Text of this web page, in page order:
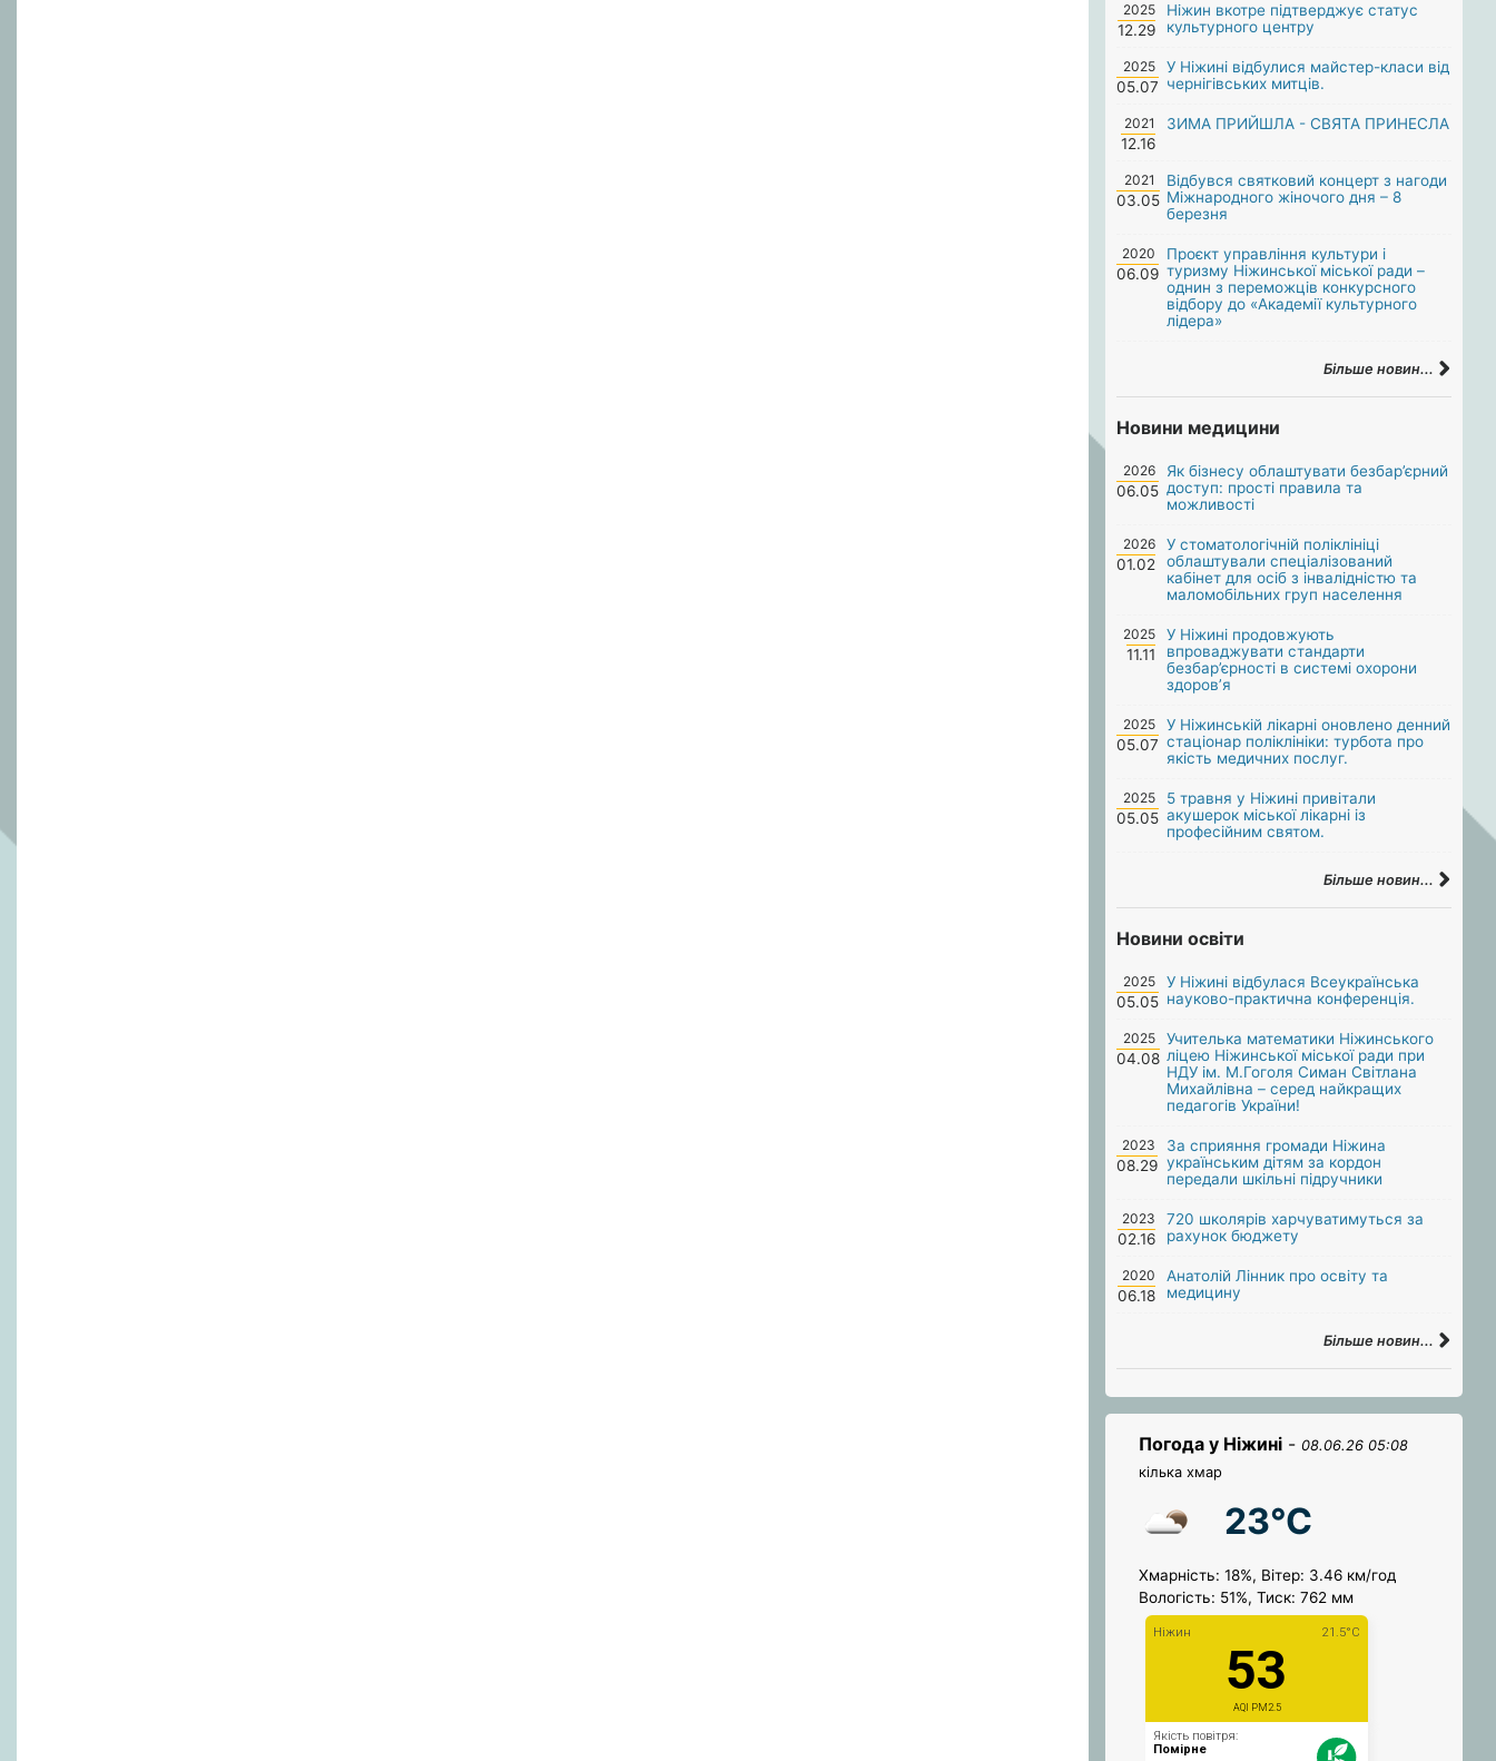
2025
12.29
Ніжин вкотре підтверджує статус
культурного центру
2025
05.07
У Ніжині відбулися майстер-класи від
чернігівських митців.
2021
12.16
ЗИМА ПРИЙШЛА - СВЯТА ПРИНЕСЛА
2021
03.05
Відбувся святковий концерт з нагоди
Міжнародного жіночого дня – 8
березня
2020
06.09
Проєкт управління культури і
туризму Ніжинської міської ради –
однин з переможців конкурсного
відбору до «Академії культурного
лідера»
Більше новин...
Новини медицини
2026
06.05
Як бізнесу облаштувати безбар’єрний
доступ: прості правила та
можливості
2026
01.02
У стоматологічній поліклініці
облаштували спеціалізований
кабінет для осіб з інвалідністю та
маломобільних груп населення
2025
11.11
У Ніжині продовжують
впроваджувати стандарти
безбар’єрності в системі охорони
здоров’я
2025
05.07
У Ніжинській лікарні оновлено денний
стаціонар поліклініки: турбота про
якість медичних послуг.
2025
05.05
5 травня у Ніжині привітали
акушерок міської лікарні із
професійним святом.
Більше новин...
Новини освіти
2025
05.05
У Ніжині відбулася Всеукраїнська
науково-практична конференція.
2025
04.08
Учителька математики Ніжинського
ліцею Ніжинської міської ради при
НДУ ім. М.Гоголя Симан Світлана
Михайлівна – серед найкращих
педагогів України!
2023
08.29
За сприяння громади Ніжина
українським дітям за кордон
передали шкільні підручники
2023
02.16
720 школярів харчуватимуться за
рахунок бюджету
2020
06.18
Анатолій Лінник про освіту та
медицину
Більше новин...
Погода у Ніжині - 08.06.26 05:08
кілька хмар
23°C
Хмарність: 18%, Вітер: 3.46 км/год
Вологість: 51%, Тиск: 762 мм